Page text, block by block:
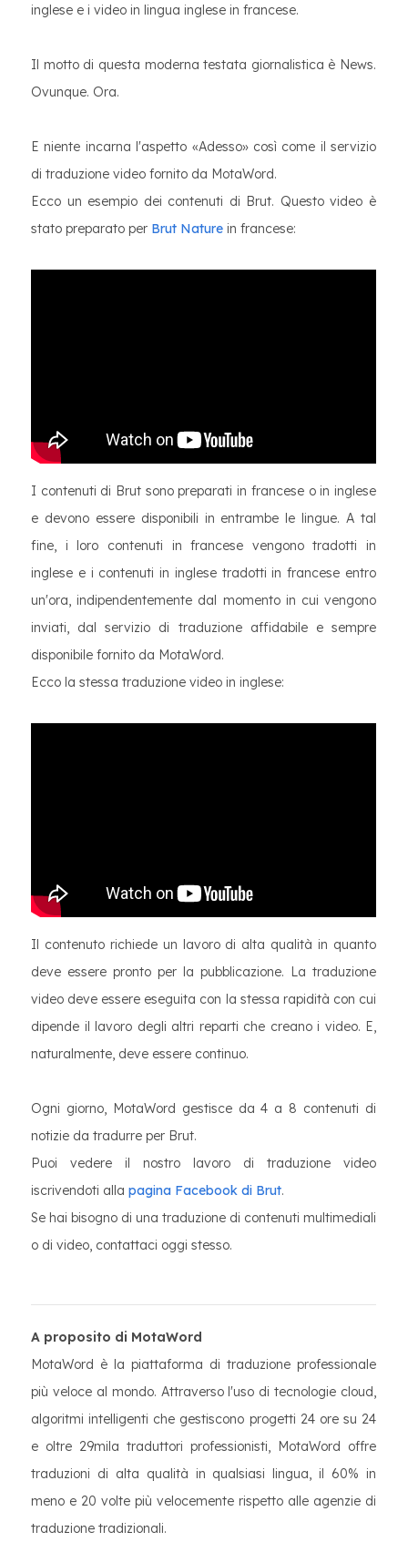
inglese e i video in lingua inglese in francese.
Il motto di questa moderna testata giornalistica è News.
Ovunque. Ora.
E niente incarna l'aspetto «Adesso» così come il servizio
di traduzione video fornito da MotaWord.
Ecco un esempio dei contenuti di Brut. Questo video è
stato preparato per Brut Nature in francese:
I contenuti di Brut sono preparati in francese o in inglese
e devono essere disponibili in entrambe le lingue. A tal
fine, i loro contenuti in francese vengono tradotti in
inglese e i contenuti in inglese tradotti in francese entro
un'ora, indipendentemente dal momento in cui vengono
inviati, dal servizio di traduzione affidabile e sempre
disponibile fornito da MotaWord.
Ecco la stessa traduzione video in inglese:
Il contenuto richiede un lavoro di alta qualità in quanto
deve essere pronto per la pubblicazione. La traduzione
video deve essere eseguita con la stessa rapidità con cui
dipende il lavoro degli altri reparti che creano i video. E,
naturalmente, deve essere continuo.
Ogni giorno, MotaWord gestisce da 4 a 8 contenuti di
notizie da tradurre per Brut.
Puoi vedere il nostro lavoro di traduzione video
iscrivendoti alla pagina Facebook di Brut.
Se hai bisogno di una traduzione di contenuti multimediali
o di video, contattaci oggi stesso.
A proposito di MotaWord
MotaWord è la piattaforma di traduzione professionale
più veloce al mondo. Attraverso l'uso di tecnologie cloud,
algoritmi intelligenti che gestiscono progetti 24 ore su 24
e oltre 29mila traduttori professionisti, MotaWord offre
traduzioni di alta qualità in qualsiasi lingua, il 60% in
meno e 20 volte più velocemente rispetto alle agenzie di
traduzione tradizionali.